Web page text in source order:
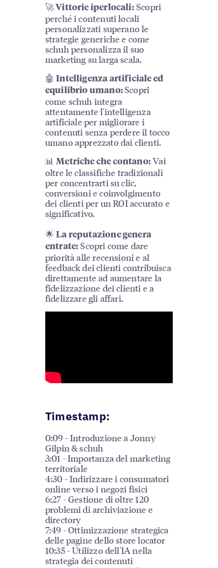
🚀 Vittorie iperlocali:Scopri
perché i contenuti locali
personalizzati superano le
strategie generiche e come
schuh personalizza il suo
marketing su larga scala.
🤖Intelligenza artificiale ed
equilibrio umano:Scopri
come schuh integra
attentamente l'intelligenza
artificiale per migliorare i
contenuti senza perdere il tocco
umano apprezzato dai clienti.
📊 Metriche che contano: Vai
oltre le classifiche tradizionali
per concentrarti su clic,
conversioni e coinvolgimento
dei clienti per un ROI accurato e
significativo.
🌟La reputazione genera
entrate: Scopri come dare
priorità alle recensioni e al
feedback dei clienti contribuisca
direttamente ad aumentare la
fidelizzazione dei clienti e a
fidelizzare gli affari.
Timestamp:
0:09 - Introduzione a Jonny
Gilpin & schuh
3:01 - Importanza del marketing
territoriale
4:30 - Indirizzare i consumatori
online verso i negozi fisici
6:27 - Gestione di oltre 120
problemi di archiviazione e
directory
7:49 - Ottimizzazione strategica
delle pagine dello store locator
10:35 - Utilizzo dell'IA nella
strategia dei contenuti